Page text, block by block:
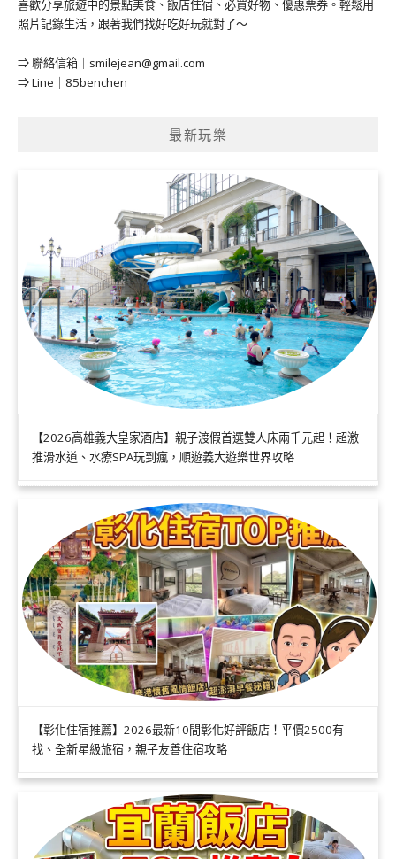
喜歡分享旅遊中的景點美食、飯店住宿、必買好物、優惠票券。輕鬆用
照片記錄生活，跟著我們找好吃好玩就對了～
⇒ 聯絡信箱｜ smilejean@gmail.com
⇒ Line｜85benchen
最新玩樂
【2026高雄義大皇家酒店】親子渡假首選雙人床兩千元起！超激
推滑水道、水療SPA玩到瘋，順遊義大遊樂世界攻略
【彰化住宿推薦】2026最新10間彰化好評飯店！平價2500有
找、全新星級旅宿，親子友善住宿攻略